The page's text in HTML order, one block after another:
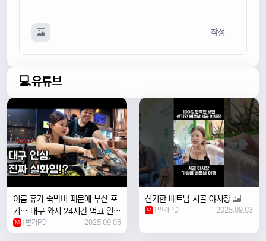
작성
💻유튜브
여름 휴가 숙박비 때문에 부산 포
기… 대구 와서 24시간 먹고 인생
위로받았습니다
M 1번가PD 2025.09.03
신기한 베트남 시골 야시장
M 1번가PD 2025.09.03